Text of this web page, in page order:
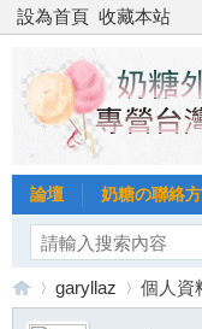
設為首頁 收藏本站
論壇 奶糖の聯絡
garyllaz 個人資